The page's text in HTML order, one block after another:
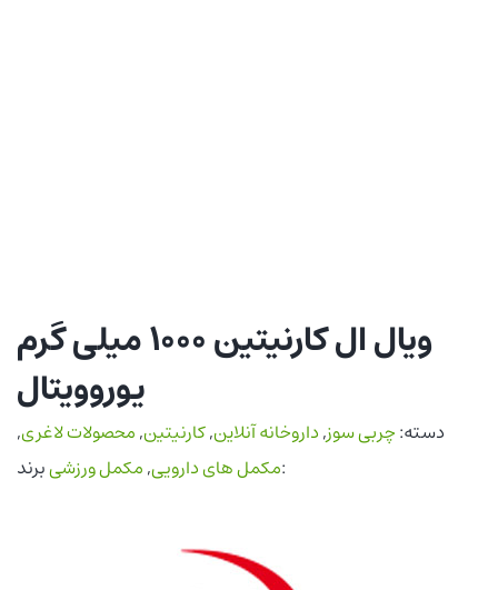
ویال ال کارنیتین 1000 میلی گرم
یوروویتال
دسته:چربی سوز,داروخانه آنلاین,کارنیتین,محصولات لاغری,
مکمل های دارویی,مکمل ورزشی برند: